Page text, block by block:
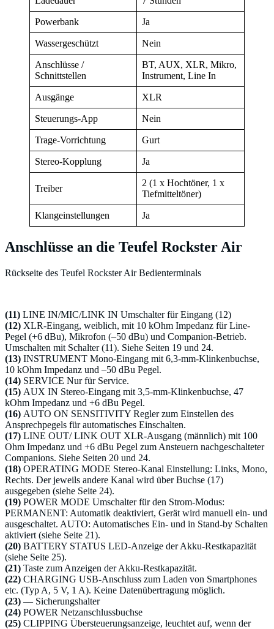
Powerbank Ja
Wassergeschützt Nein
Anschlüsse /
Schnittstellen
BT, AUX, XLR, Mikro,
Instrument, Line In
Ausgänge XLR
Steuerungs-App Nein
Trage-Vorrichtung Gurt
Stereo-Kopplung Ja
Treiber
2 (1 x Hochtöner, 1 x
Tiefmitteltöner)
Klangeinstellungen Ja
Anschlüsse an die Teufel Rockster Air
Rückseite des Teufel Rockster Air Bedienterminals
(11) LINE IN/MIC/LINK IN Umschalter für Eingang (12)
(12) XLR-Eingang, weiblich, mit 10 kOhm Impedanz für Line-
Pegel (+6 dBu), Mikrofon (–50 dBu) und Companion-Betrieb.
Umschalten mit Schalter (11). Siehe Seiten 19 und 24.
(13) INSTRUMENT Mono-Eingang mit 6,3-mm-Klinkenbuchse,
10 kOhm Impedanz und –50 dBu Pegel.
(14) SERVICE Nur für Service.
(15) AUX IN Stereo-Eingang mit 3,5-mm-Klinkenbuchse, 47
kOhm Impedanz und +6 dBu Pegel.
(16) AUTO ON SENSITIVITY Regler zum Einstellen des
Ansprechpegels für automatisches Einschalten.
(17) LINE OUT/ LINK OUT XLR-Ausgang (männlich) mit 100
Ohm Impedanz und +6 dBu Pegel zum Ansteuern nachgeschalteter
Companions. Siehe Seiten 20 und 24.
(18) OPERATING MODE Stereo-Kanal Einstellung: Links, Mono,
Rechts. Der jeweils andere Kanal wird über Buchse (17)
ausgegeben (siehe Seite 24).
(19) POWER MODE Umschalter für den Strom-Modus:
PERMANENT: Automatik deaktiviert, Gerät wird manuell ein- und
ausgeschaltet. AUTO: Automatisches Ein- und in Stand-by Schalten
aktiviert (siehe Seite 21).
(20) BATTERY STATUS LED-Anzeige der Akku-Restkapazität
(siehe Seite 25).
(21) Taste zum Anzeigen der Akku-Restkapazität.
(22) CHARGING USB-Anschluss zum Laden von Smartphones
etc. (Typ A, 5 V, 1 A). Keine Datenübertragung möglich.
(23) — Sicherungshalter
(24) POWER Netzanschlussbuchse
(25) CLIPPING Übersteuerungsanzeige, leuchtet auf, wenn der